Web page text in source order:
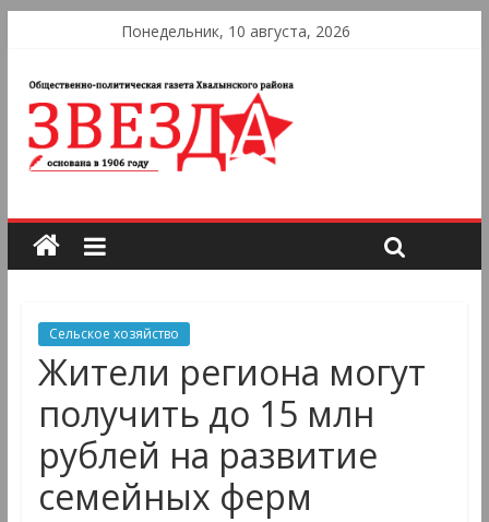
Понедельник, 10 августа, 2026
Сельское хозяйство
Жители региона могут
получить до 15 млн
рублей на развитие
семейных ферм